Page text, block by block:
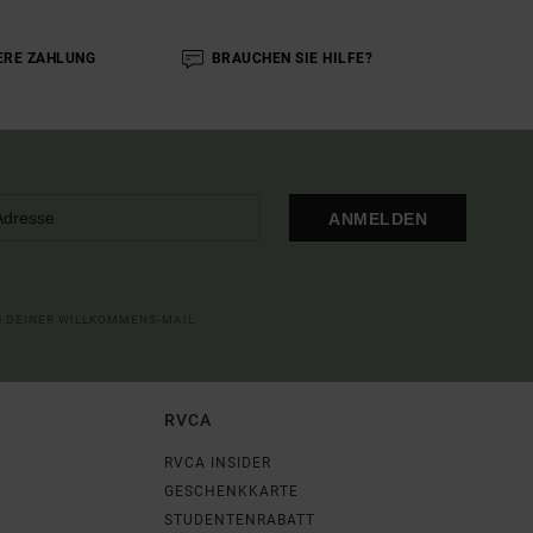
ZAHLUNG BRAUCHEN SIE HILFE?
ANMELDEN
RVCA
RVCA INSIDER
GESCHENKKARTE
STUDENTENRABATT